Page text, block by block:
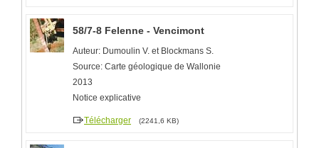
58/7-8 Felenne - Vencimont
Auteur: Dumoulin V. et Blockmans S.
Source: Carte géologique de Wallonie
2013
Notice explicative
Télécharger (2241,6 KB)